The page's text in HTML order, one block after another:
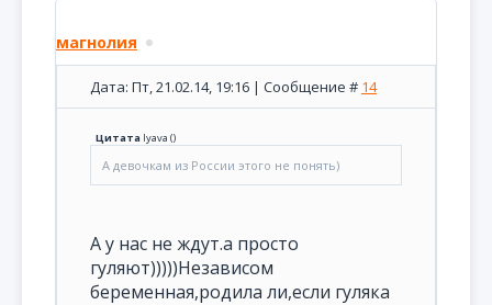
магнолия
Дата: Пт, 21.02.14, 19:16 | Сообщение # 14
Цитата lyava ()
А девочкам из России этого не понять)
А у нас не ждут.а просто
гуляют)))))Независом
беременная,родила ли,если гуляка